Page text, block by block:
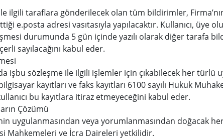
ilgili taraflara gönderilecek olan tüm bildirimler,
e.posta adresi vasıtasıyla yapılacaktır. Kullanıcı,
durumunda 5 gün içinde yazılı olarak diğer tarafa
sayılacağını kabul eder.
işbu sözleşme ile ilgili işlemler için çıkabilecek her türlü
kayıtları ve faks kayıtları 6100 sayılı Hukuk
bu kayıtlara itiraz etmeyeceğini kabul eder.
Çözümü
uygulanmasından veya yorumlanmasından doğacak
Mahkemeleri ve İcra Daireleri yetkilidir.